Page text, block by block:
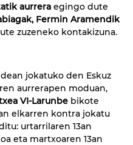
aurrera egingo dute
Fermin Aramendik
zuzeneko kontakizuna.
jokatuko den Eskuz
aurrerapen moduan,
VI-Larunbe bikote
elkarren kontra jokatu
urtarrilaren 13an
eta martxoaren 13an